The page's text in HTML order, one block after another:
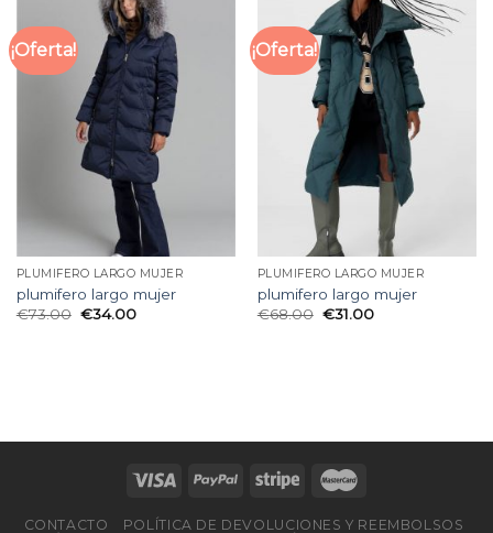
¡Oferta!
PLUMIFERO LARGO MUJER
plumifero largo mujer
€73.00 €34.00
¡Oferta!
PLUMIFERO LARGO MUJER
plumifero largo mujer
€68.00 €31.00
CONTACTO
POLÍTICA DE DEVOLUCIONES Y REEMBOLSOS